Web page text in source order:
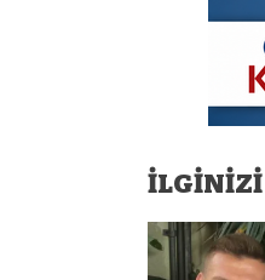
İLGİNİZİ